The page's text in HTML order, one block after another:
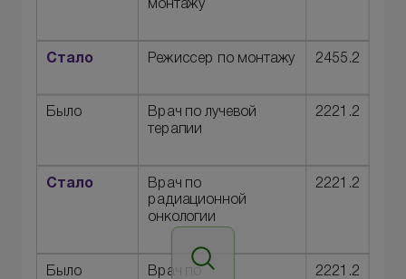
монтажу
Стало Режиссер по монтажу 2455.2
Было Врач по лучевой
терапии
2221.2
Стало
Врач по
радиационной
онкологии
2221.2
Было
Врач по
2221.2